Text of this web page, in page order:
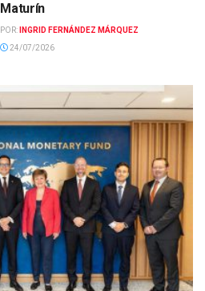
Maturín
POR:
INGRID FERNÁNDEZ MÁRQUEZ
24/07/2026